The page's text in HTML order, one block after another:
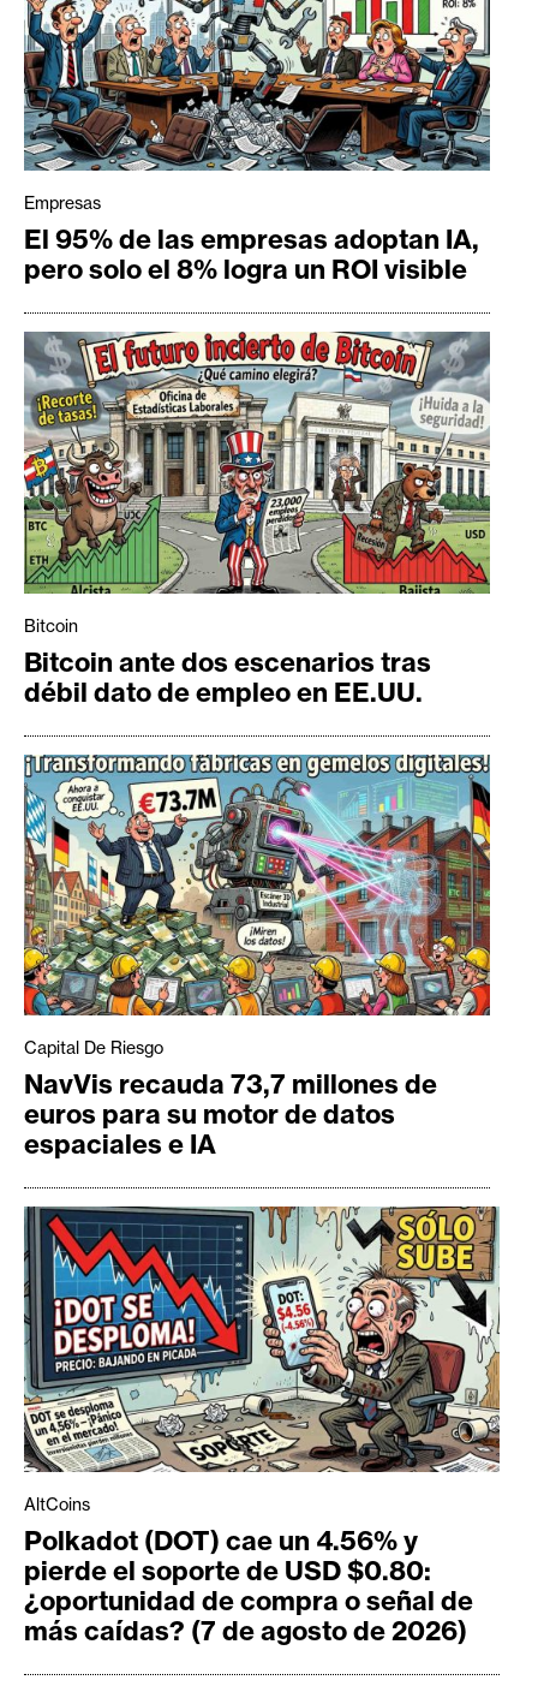
Empresas
El 95% de las empresas adoptan IA,
pero solo el 8% logra un ROI visible
Bitcoin
Bitcoin ante dos escenarios tras
débil dato de empleo en EE.UU.
Capital De Riesgo
NavVis recauda 73,7 millones de
euros para su motor de datos
espaciales e IA
AltCoins
Polkadot (DOT) cae un 4.56% y
pierde el soporte de USD $0.80:
¿oportunidad de compra o señal de
más caídas? (7 de agosto de 2026)